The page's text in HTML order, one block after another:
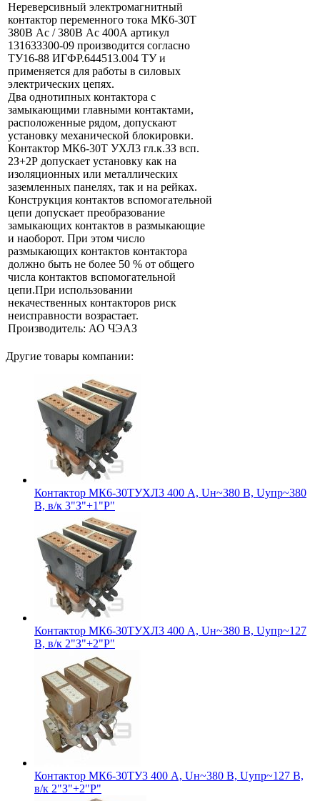
Нереверсивный электромагнитный
контактор переменного тока МК6-30Т
380В Aс / 380В Aс 400А артикул
131633300-09 производится согласно
ТУ16-88 ИГФР.644513.004 ТУ и
применяется для работы в силовых
электрических цепях.
Два однотипных контактора с
замыкающими главными контактами,
расположенные рядом, допускают
установку механической блокировки.
Контактор МК6-30Т УХЛ3 гл.к.3З всп.
2З+2Р допускает установку как на
изоляционных или металлических
заземленных панелях, так и на рейках.
Конструкция контактов вспомогательной
цепи допускает преобразование
замыкающих контактов в размыкающие
и наоборот. При этом число
размыкающих контактов контактора
должно быть не более 50 % от общего
числа контактов вспомогательной
цепи.При использовании
некачественных контакторов риск
неисправности возрастает.
Производитель: АО ЧЭАЗ
Другие товары компании:
Контактор МК6-30ТУХЛ3 400 А, Uн~380 В, Uупр~380
В, в/к 3"З"+1"Р"
Контактор МК6-30ТУХЛ3 400 А, Uн~380 В, Uупр~127
В, в/к 2"З"+2"Р"
Контактор МК6-30ТУ3 400 А, Uн~380 В, Uупр~127 В,
в/к 2"З"+2"Р"